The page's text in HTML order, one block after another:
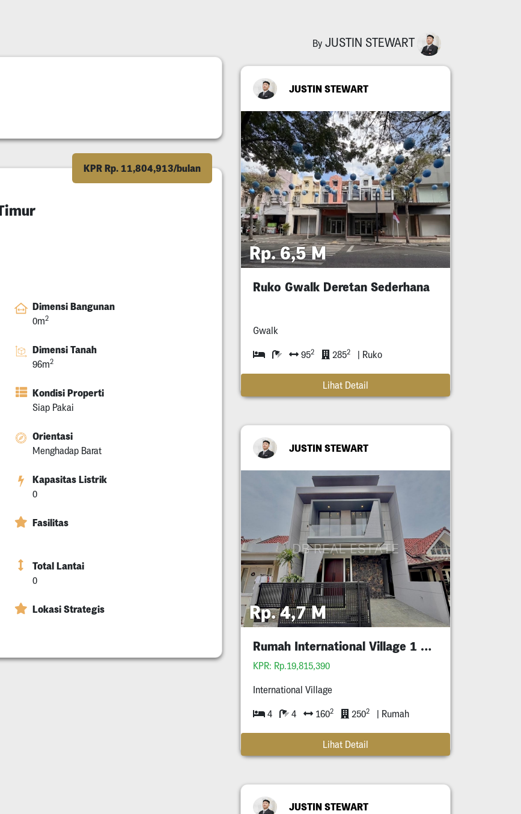
KPR Rp. 11,804,913/bulan
Dimensi Bangunan
0m2
Dimensi Tanah
96m2
Kondisi Properti
Siap Pakai
Orientasi
Menghadap Barat
Kapasitas Listrik
0
Fasilitas
Total Lantai
0
Lokasi Strategis
By JUSTIN STEWART
JUSTIN STEWART
Rp. 6,5 M
Ruko Gwalk Deretan Sederhana
Gwalk
952 2852 | Ruko
Lihat Detail
JUSTIN STEWART
Rp. 4,7 M
Rumah International Village 1 Gress
KPR: Rp.19,815,390
International Village
4 4 1602 2502 | Rumah
Lihat Detail
JUSTIN STEWART